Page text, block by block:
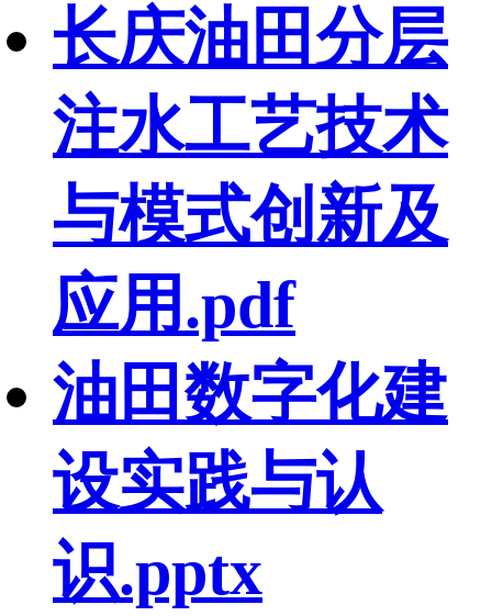
长庆油田分层
注水工艺技术
与模式创新及
应用.pdf
油田数字化建
设实践与认
识.pptx